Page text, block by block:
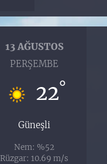
13 AĞUSTOS
PERŞEMBE
22°
Güneşli
Nem: %52
Rüzgar: 10.69 m/s